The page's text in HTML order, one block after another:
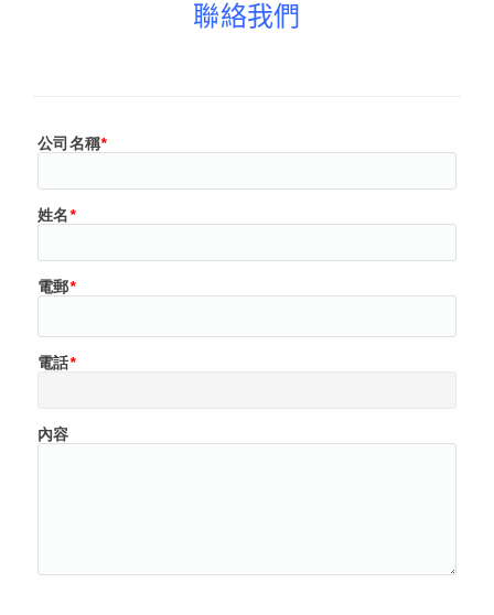
聯絡我們
公司名稱*
姓名*
電郵*
電話*
內容